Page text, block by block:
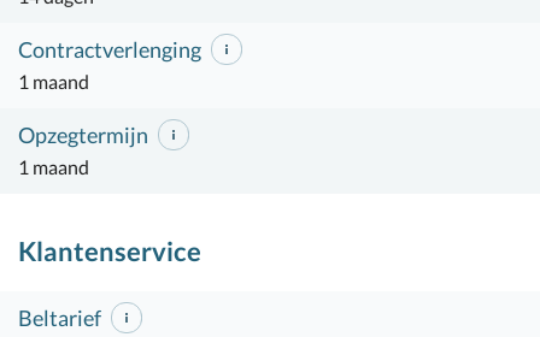
Contractverlenging
1 maand
Opzegtermijn
1 maand
Klantenservice
Beltarief